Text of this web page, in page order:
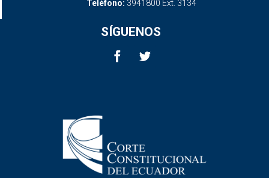
Teléfono: 3941800 Ext. 3134
SÍGUENOS